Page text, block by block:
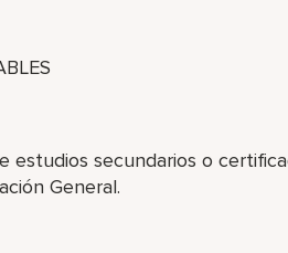
estudios secundarios o
General.